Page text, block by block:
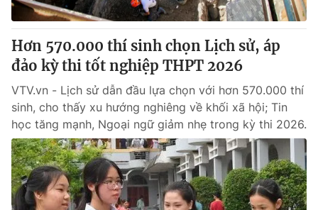
® Cấm sao chép dưới mọi hình thức nếu không có sự chấp
thuận bằng văn bản. Ghi rõ nguồn VTV.vn khi phát hành lại
thông tin từ website này.
Hơn 570.000 thí sinh chọn Lịch sử, áp
đảo kỳ thi tốt nghiệp THPT 2026
VTV.vn - Lịch sử dẫn đầu lựa chọn với hơn 570.000 thí
sinh, cho thấy xu hướng nghiêng về khối xã hội; Tin
học tăng mạnh, Ngoại ngữ giảm nhẹ trong kỳ thi 2026.